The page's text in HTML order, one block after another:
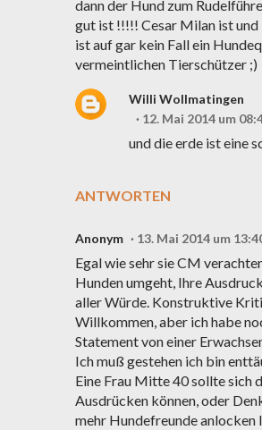
dann der Hund zum
gut ist !!!!! Cesar Milan ist
ist auf gar kein Fall ein
vermeintlichen Tierschützer ;)
ANTWORTEN
Willi Wollmatingen
12. Mai 2014 um
und die erde ist eine
Anonym 13. Mai 2014 um
Egal wie sehr sie CM
Hunden umgeht, Ihre
aller Würde. Konstruktive
Willkommen, aber ich habe
Statement von einer
Ich muß gestehen ich bin
Eine Frau Mitte 40 sollte sich
Ausdrücken können, oder
mehr Hundefreunde anlocken